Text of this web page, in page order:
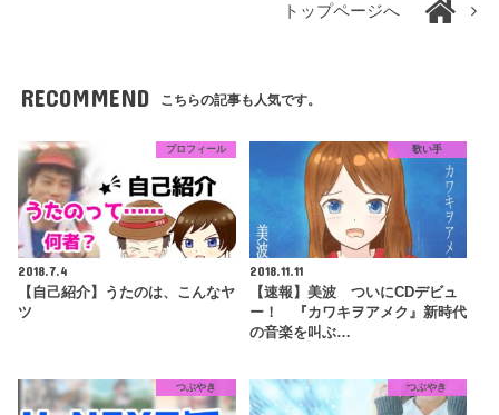
トップページへ
RECOMMEND こちらの記事も人気です。
プロフィール
2018.7.4
【自己紹介】うたのは、こんなヤ
ツ
歌い手
2018.11.11
【速報】美波 ついにCDデビュ
ー！ 『カワキヲアメク』新時代
の音楽を叫ぶ…
つぶやき つぶやき